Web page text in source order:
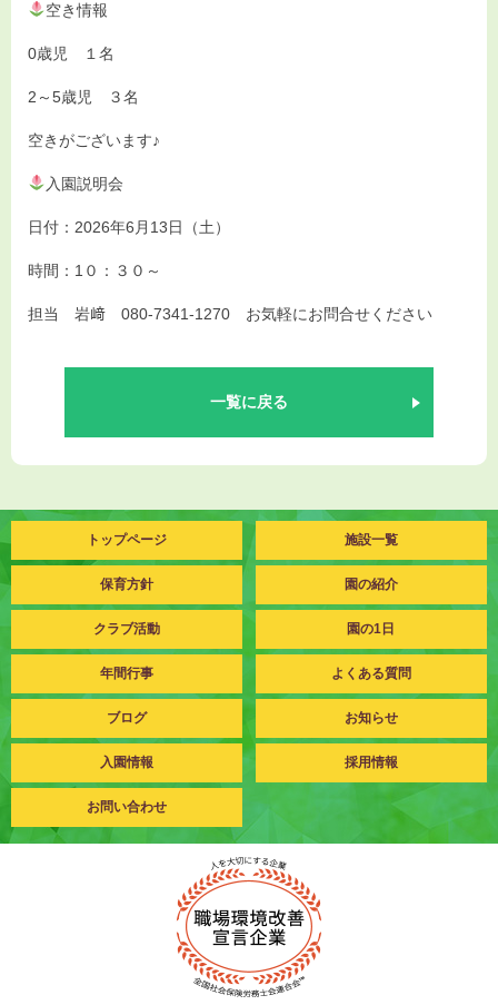
空き情報
0歳児 １名
2～5歳児 ３名
空きがございます♪
入園説明会
日付：2026年6月13日（土）
時間：1０：３０～
担当 岩﨑 080-7341-1270 お気軽にお問合せください
一覧に戻る
トップページ 施設一覧
保育方針 園の紹介
クラブ活動 園の1日
年間行事 よくある質問
ブログ お知らせ
入園情報 採用情報
お問い合わせ